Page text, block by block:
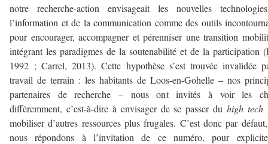
notre recherche-action envisageait les nouvelles
l’information et de la communication comme des outils
pour encourager, accompagner et pérenniser une transition
intégrant les paradigmes de la soutenabilité et de la participation
1992 ; Carrel, 2013). Cette hypothèse s’est trouvée invalidée
travail de terrain : les habitants de Loos-en-Gohelle – nos
partenaires de recherche – nous ont invités à voir les
différemment, c’est-à-dire à envisager de se passer duhigh tech
mobiliser d’autres ressources plus frugales. C’est donc par
nous répondons à l’invitation de ce numéro, pour